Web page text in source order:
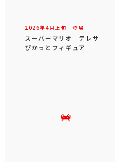
2026年4 月 上旬 登場
スーパーマリオ テレサ
ぴかっとフィギュア